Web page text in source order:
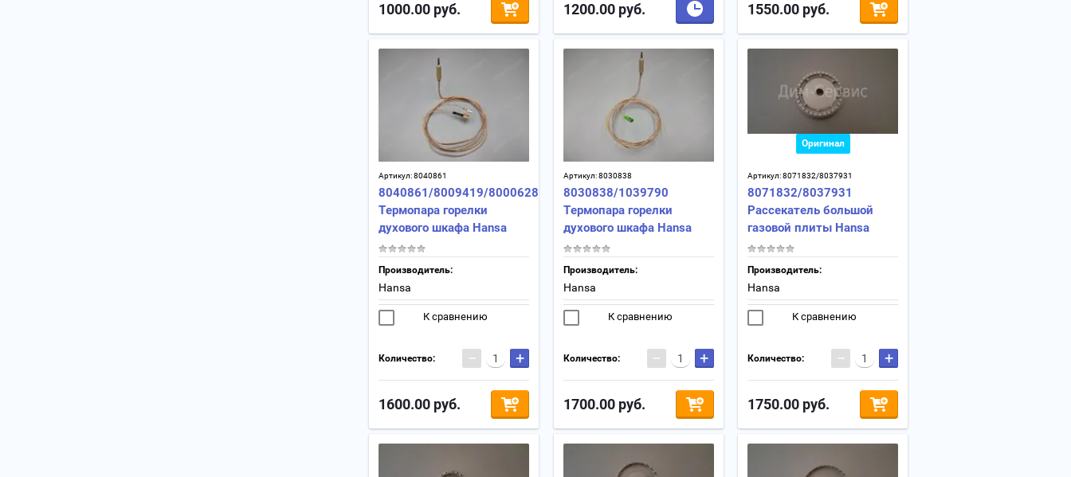
1000.00 руб. 1200.00руб. 1550.00 руб.
Артикул:8040861
8040861/8009419/8000628
Термопара горелки
духового шкафа Hansa
Производитель:
Hansa
К сравнению
Количество: − +
1600.00 руб.
Артикул:8030838
8030838/1039790
Термопара горелки
духового шкафа Hansa
Производитель:
Hansa
К сравнению
Количество: − +
1700.00руб.
Оригинал
Артикул:8071832/8037931
8071832/8037931
Рассекатель большой
газовой плиты Hansa
Производитель:
Hansa
К сравнению
Количество: − +
1750.00 руб.